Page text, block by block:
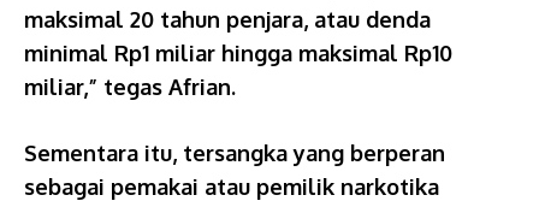
maksimal 20 tahun penjara, atau denda
minimal Rp1 miliar hingga maksimal Rp10
miliar,” tegas Afrian.
Sementara itu, tersangka yang berperan
sebagai pemakai atau pemilik narkotika